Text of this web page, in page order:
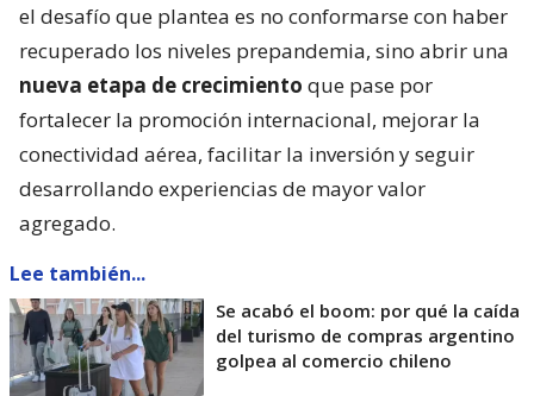
el desafío que plantea es no conformarse con haber
recuperado los niveles prepandemia, sino abrir una
nueva etapa de crecimiento que pase por
fortalecer la promoción internacional, mejorar la
conectividad aérea, facilitar la inversión y seguir
desarrollando experiencias de mayor valor
agregado.
Lee también...
Se acabó el boom: por qué la caída
del turismo de compras argentino
golpea al comercio chileno